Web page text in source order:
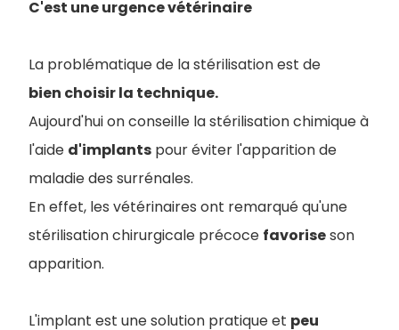
C'est une urgence vétérinaire
La problématique de la stérilisation est de
bien choisir la technique.
Aujourd'hui on conseille la stérilisation chimique à
l'aide d'implants pour éviter l'apparition de
maladie des surrénales.
En effet, les vétérinaires ont remarqué qu'une
stérilisation chirurgicale précoce favoriseson
apparition.
L'implant est une solution pratique et peu